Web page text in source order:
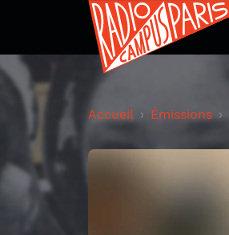
Accueil Émissions